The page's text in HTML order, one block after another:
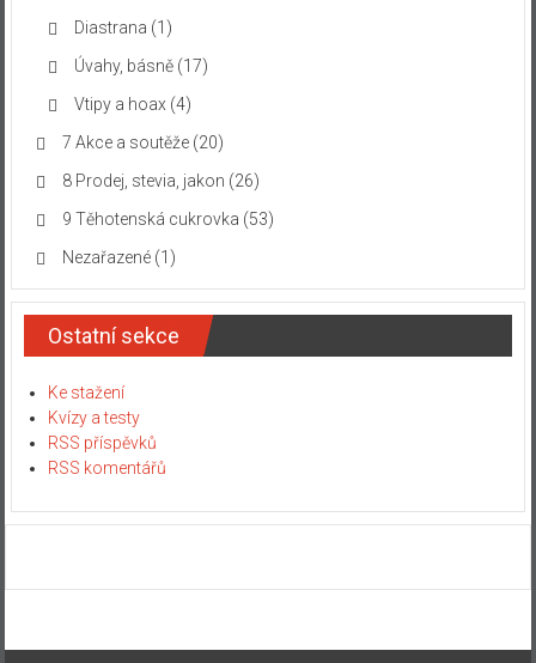
Diastrana (1)
Úvahy, básně(17)
Vtipy a hoax (4)
7 Akce a soutěže(20)
8 Prodej, stevia, jakon (26)
9 Těhotenská cukrovka (53)
Nezařazené(1)
Ostatní sekce
Ke stažení
Kvízy a testy
RSS příspěvků
RSS komentářů